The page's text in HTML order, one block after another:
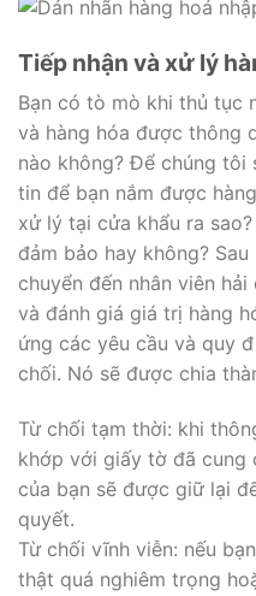
Tiếp nhận và xử lý
Bạn có tò mò khi thủ tục
và hàng hóa được thông
nào không? Để chúng
tin để bạn nắm được
xử lý tại cửa khẩu ra
đảm bảo hay không?
chuyển đến nhân viên
và đánh giá giá trị hàng
ứng các yêu cầu và quy
chối. Nó sẽ được chia
Từ chối tạm thời: khi
khớp với giấy tờ đã cung
của bạn sẽ được giữ lại
quyết.
Từ chối vĩnh viễn: nếu
thật quá nghiêm trọng